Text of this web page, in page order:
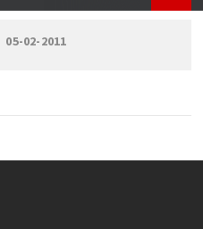
05-02-2011